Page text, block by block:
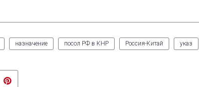
назначение посол РФ в КНР Россия-Китай указ